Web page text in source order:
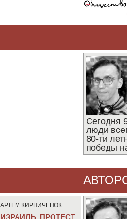
Сегодня
люди
80-ти
победы
АРТЕМ КИРПИЧЕНОК
ИЗРАИЛЬ. ПРОТЕСТ